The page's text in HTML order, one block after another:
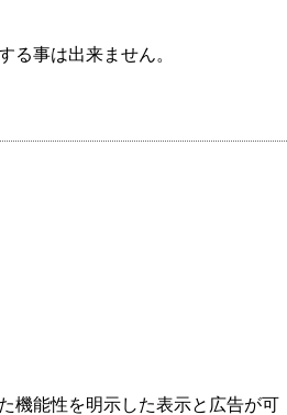
る事は出来ません。
機能性を明示した表示と広告が可